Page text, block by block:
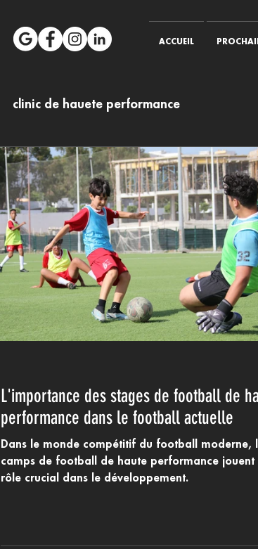
ACCUEIL
clinic de hauete performance
L'importance des stages de football de
performance dans le football actuelle
Dans le monde compétitif du football moderne,
camps de football de haute performance jouent
rôle crucial dans le développement.